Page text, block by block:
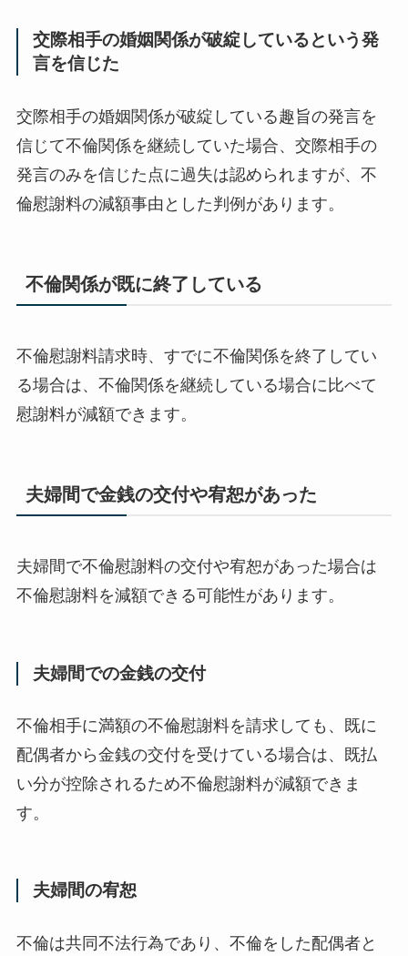
交際相手の婚姻関係が破綻しているという発
言を信じた
交際相手の婚姻関係が破綻している趣旨の発言を
信じて不倫関係を継続していた場合、交際相手の
発言のみを信じた点に過失は認められますが、不
倫慰謝料の減額事由とした判例があります。
不倫関係が既に終了している
不倫慰謝料請求時、すでに不倫関係を終了してい
る場合は、不倫関係を継続している場合に比べて
慰謝料が減額できます。
夫婦間で金銭の交付や宥恕があった
夫婦間で不倫慰謝料の交付や宥恕があった場合は
不倫慰謝料を減額できる可能性があります。
夫婦間での金銭の交付
不倫相手に満額の不倫慰謝料を請求しても、既に
配偶者から金銭の交付を受けている場合は、既払
い分が控除されるため不倫慰謝料が減額できま
す。
夫婦間の宥恕
不倫は共同不法行為であり、不倫をした配偶者と